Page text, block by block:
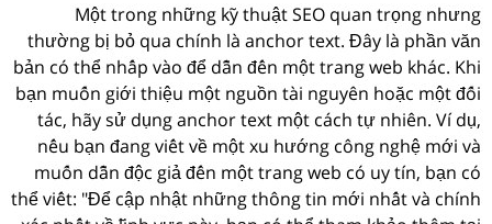
Một trong những kỹ thuật SEO quan trọng nhưng
thường bị bỏ qua chính là anchor text. Đây là phần văn
bản có thể nhấp vào để dẫn đến một trang web khác. Khi
bạn muốn giới thiệu một nguồn tài nguyên hoặc một đối
tác, hãy sử dụng anchor text một cách tự nhiên. Ví dụ,
nếu bạn đang viết về một xu hướng công nghệ mới và
muốn dẫn độc giả đến một trang web có uy tín, bạn có
thể viết: "Để cập nhật những thông tin mới nhất và chính